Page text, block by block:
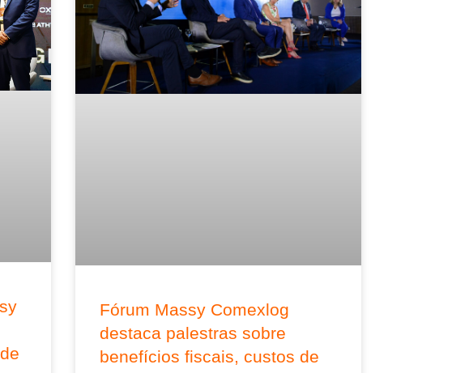
Fórum Massy Comexlog
destaca palestras sobre
benefícios fiscais, custos de